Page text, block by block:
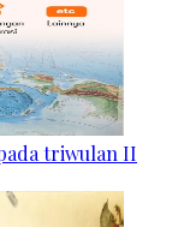
triwulan II